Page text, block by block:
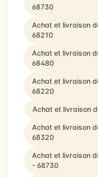
68730
Achat et livraison
68210
Achat et livraison
68480
Achat et livraison
68220
Achat et livraison
Achat et livraison
68320
Achat et livraison
- 68730